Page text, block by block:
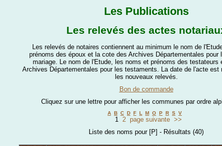
Les Publications
Les relevés des actes
Les relevés de notaires contiennent au minimum le nom de
prénoms des époux et la cote des Archives Départementales pour
mariage. Le nom de l'Etude, les noms et prénoms des testateurs
Archives Départementales pour les testaments. La date de l'acte est
les nouveaux relevés.
Bon de commande
Cliquez sur une lettre pour afficher les communes par ordre
A B C D F L M O P R S V
1 2 page suivante >>
Liste des noms pour [P] - Résultats (40)